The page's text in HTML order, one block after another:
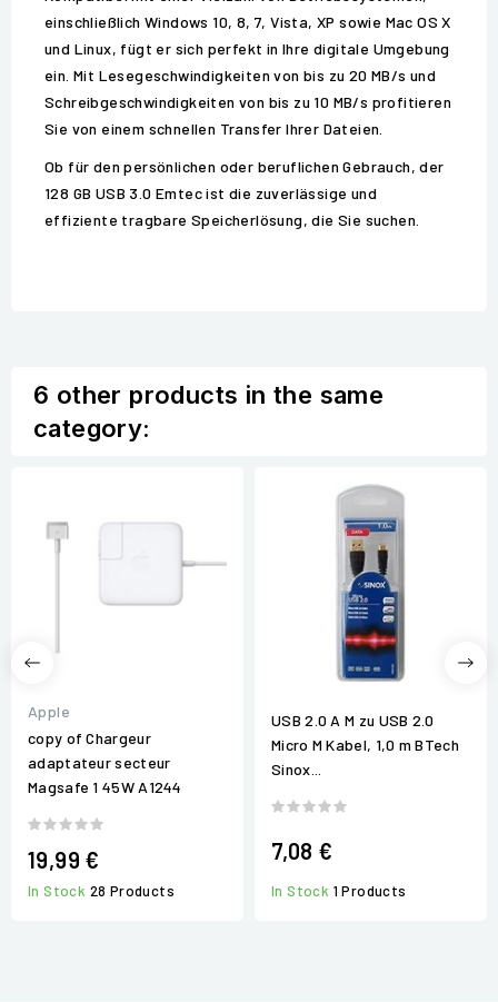
einschließlich Windows 10, 8, 7, Vista, XP sowie Mac OS X
und Linux, fügt er sich perfekt in Ihre digitale Umgebung
ein. Mit Lesegeschwindigkeiten von bis zu 20 MB/s und
Schreibgeschwindigkeiten von bis zu 10 MB/s profitieren
Sie von einem schnellen Transfer Ihrer Dateien.
Ob für den persönlichen oder beruflichen Gebrauch, der
128 GB USB 3.0 Emtec ist die zuverlässige und
effiziente tragbare Speicherlösung, die Sie suchen.
6 other products in the same
category:
Apple
copy of Chargeur
adaptateur secteur
Magsafe 1 45W A1244
19,99 €
In Stock 28 Products
USB 2.0 A M zu USB 2.0
Micro M Kabel, 1,0 m BTech
Sinox...
7,08 €
In Stock 1 Products